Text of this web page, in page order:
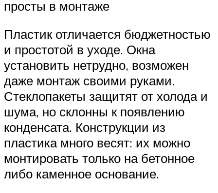
просты в монтаже
Пластик отличается бюджетностью
и простотой в уходе. Окна
установить нетрудно, возможен
даже монтаж своими руками.
Стеклопакеты защитят от холода и
шума, но склонны к появлению
конденсата. Конструкции из
пластика много весят: их можно
монтировать только на бетонное
либо каменное основание.